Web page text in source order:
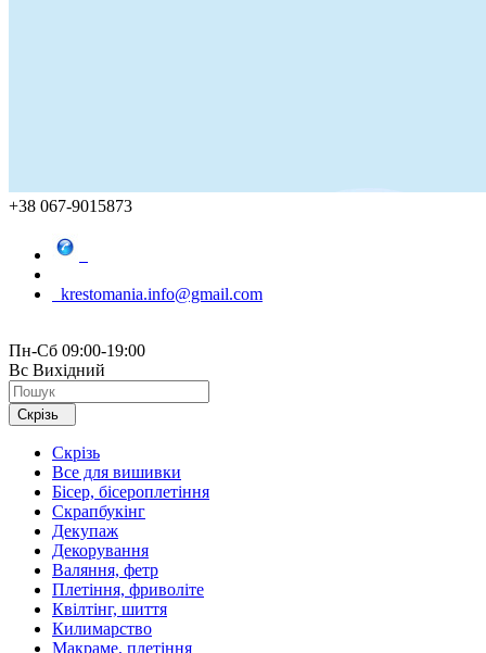
+38 067-9015873
krestomania.info@gmail.com
Пн-Сб 09:00-19:00
Вс Вихідний
Скрізь
Скрізь
Все для вишивки
Бісер, бісероплетіння
Скрапбукінг
Декупаж
Декорування
Валяння, фетр
Плетіння, фриволіте
Квілтінг, шиття
Килимарство
Макраме, плетіння